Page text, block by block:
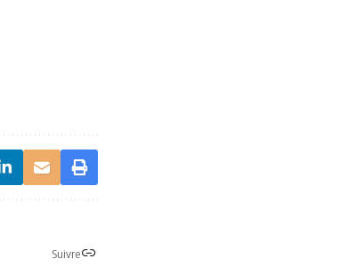
Suivre